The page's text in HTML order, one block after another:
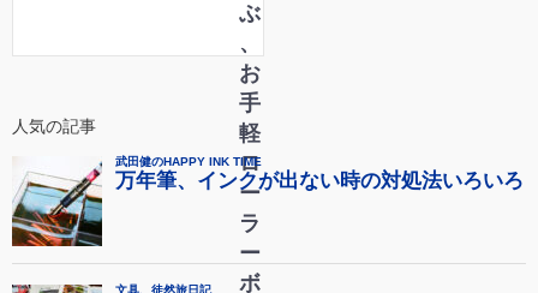
た
！
ぶ
、
お
手
軽
ロ
ー
ラ
ー
ボ
人気の記事